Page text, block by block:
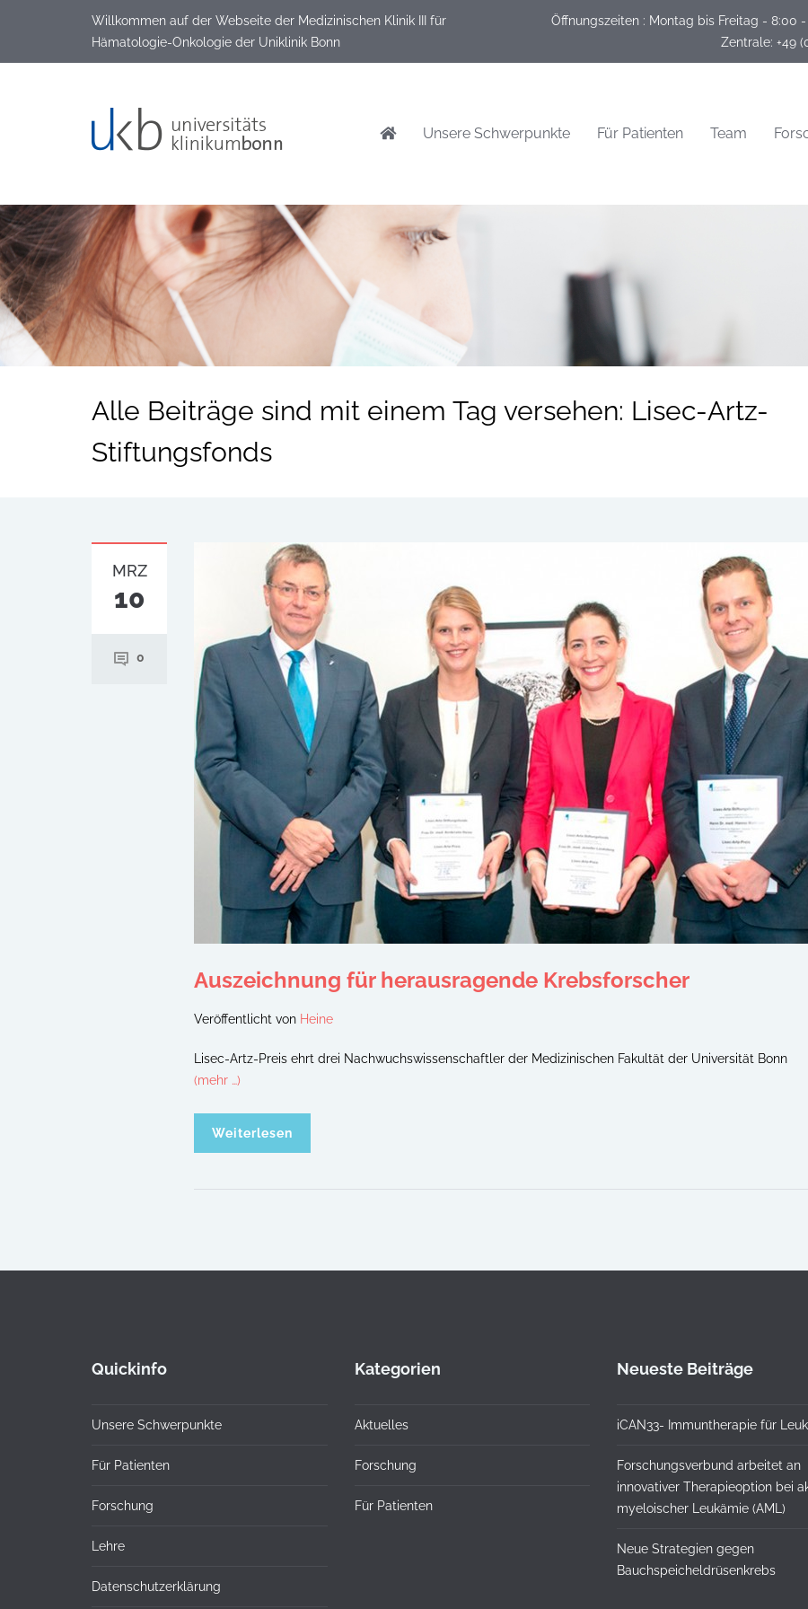
Willkommen auf der Webseite der Medizinischen Klinik III für
Hämatologie-Onkologie der Uniklinik Bonn
Öffnungszeiten : Montag bis Freitag - 8:00
Zentrale: +49
Unsere Schwerpunkte Für Patienten Team
Alle Beiträge sind mit einem Tag versehen: Lisec-Artz-
Stiftungsfonds
MRZ
10
0
Auszeichnung für herausragende Krebsforscher
Veröffentlicht von Heine
Lisec-Artz-Preis ehrt drei Nachwuchswissenschaftler der Medizinischen Fakultät der Universität Bonn
(mehr …)
Weiterlesen
Quickinfo
Unsere Schwerpunkte
Für Patienten
Forschung
Lehre
Datenschutzerklärung
Kategorien
Aktuelles
Forschung
Für Patienten
Neueste Beiträge
iCAN33- Immuntherapie für
Forschungsverbund arbeitet an
innovativer Therapieoption bei
myeloischer Leukämie (AML)
Neue Strategien gegen
Bauchspeicheldrüsenkrebs